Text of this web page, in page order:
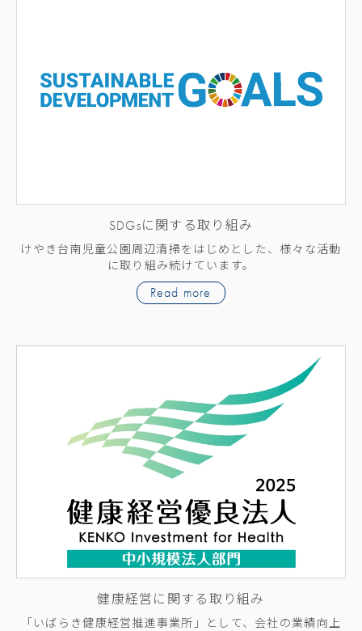
SDGsに関する取り組み
けやき台南児童公園周辺清掃をはじめとした、様々な活動
に取り組み続けています。
Read more
健康経営に関する取り組み
「いばらき健康経営推進事業所」として、会社の業績向上